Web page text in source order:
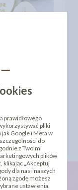
KOMUNIJNE
DO DESERÓW -
4214 - 27 SZT
KOSZYKA
prawidłowego
pliki
Google i Meta w
do
z Twoimi
plików
klikając „Akceptuj
dla nas i naszych
zgodę możesz
ustawienia.